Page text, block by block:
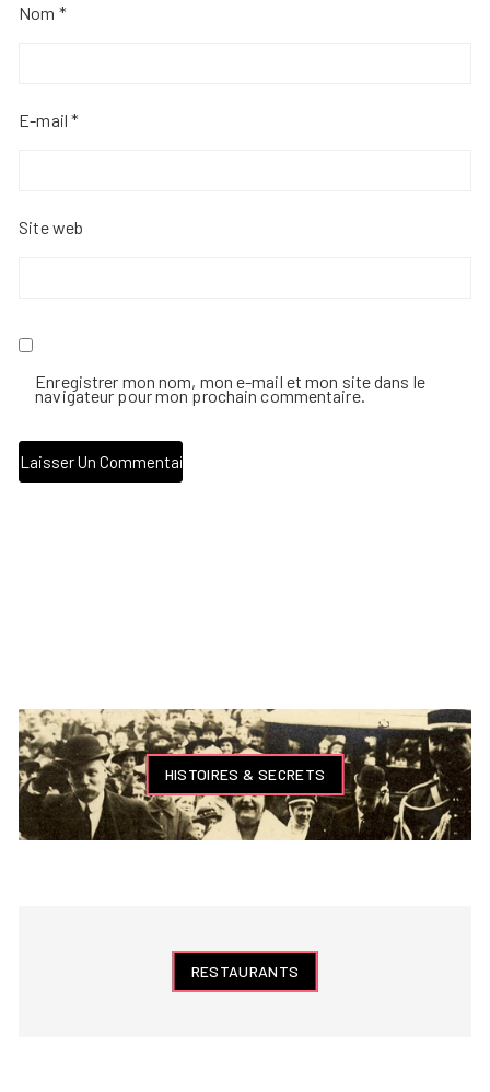
Nom *
E-mail*
Site web
Enregistrer mon nom, mon e-mail et mon site dans le
navigateur pour mon prochain commentaire.
HISTOIRES & SECRETS
RESTAURANTS